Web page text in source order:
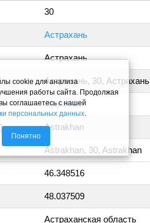
30
Астрахань
Астрахань
Астрахань, 30, Астрахань
Astrakhan
Astrakhan
Astrakhan, 30, Astrakhan
46.348516
48.037509
Астраханская область
cookie для анализа
работы сайта. Продолжая
соглашаетесь с нашей
персональных данных
Понятно